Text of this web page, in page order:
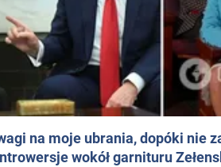
na moje ubrania, dopóki nie
wokół garnituru